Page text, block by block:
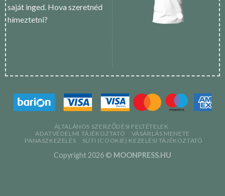
saját inged. Hova szeretnéd
hímeztetni?
ÁLTALÁNOS SZERZŐDÉSI FELTÉTELEK
ADATVÉDELMI TÁJÉKOZTATÓ
VÁSÁRLÁS MENETE
PANASZKEZELÉS
SÜTI (COOKIE) KEZELÉSI TÁJÉKOZTATÓ
Copyright 2026 © MOONPRESS.HU